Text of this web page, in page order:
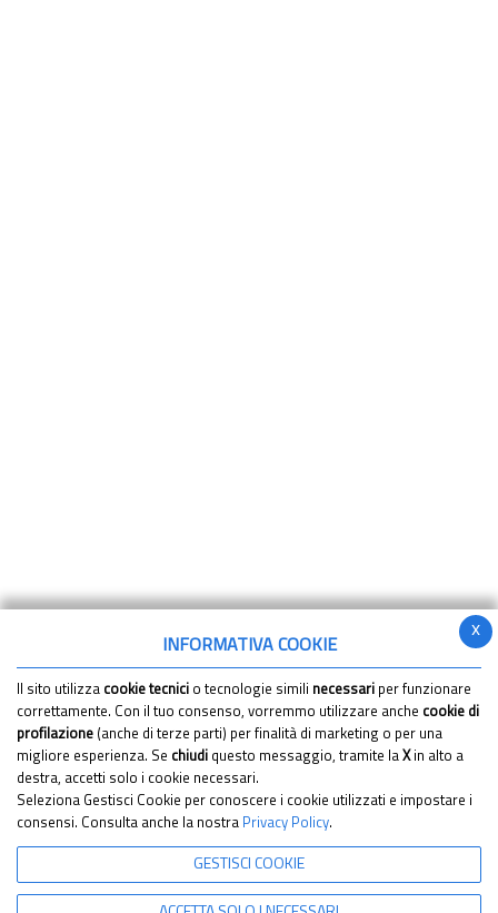
x
INFORMATIVA COOKIE
Il sito utilizza cookie tecnici o tecnologie simili necessari per funzionare
correttamente. Con il tuo consenso, vorremmo utilizzare anche cookie di
profilazione (anche di terze parti) per finalità di marketing o per una
migliore esperienza. Se chiudi questo messaggio, tramite la Xin alto a
destra, accetti solo i cookie necessari.
Seleziona Gestisci Cookie per conoscere i cookie utilizzati e impostare i
consensi. Consulta anche la nostra Privacy Policy.
GESTISCI COOKIE